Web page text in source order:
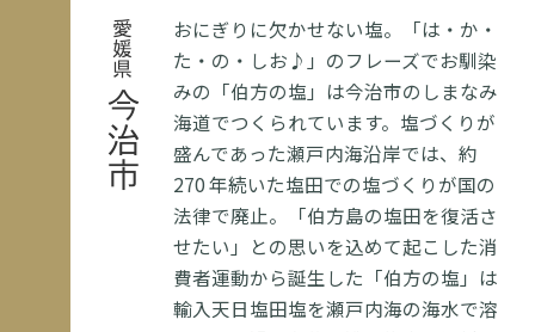
愛媛県
今治市
おにぎりに欠かせない塩。「は・か・
た・の・しお♪」のフレーズでお馴染
みの「伯方の塩」は今治市のしまなみ
海道でつくられています。塩づくりが
盛んであった瀬戸内海沿岸では、約
270 年続いた塩田での塩づくりが国の
法律で廃止。「伯方島の塩田を復活さ
せたい」との思いを込めて起こした消
費者運動から誕生した「伯方の塩」は
輸入天日塩田塩を瀬戸内海の海水で溶